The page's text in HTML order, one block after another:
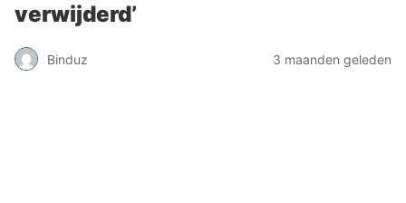
verwijderd’
Binduz 3 maanden geleden